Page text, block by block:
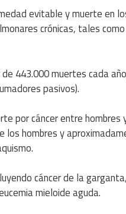
evitable y muerte en
crónicas, tales
443.000 muertes cada
pasivos).
por cáncer entre
hombres y
cáncer de la
mieloide aguda.